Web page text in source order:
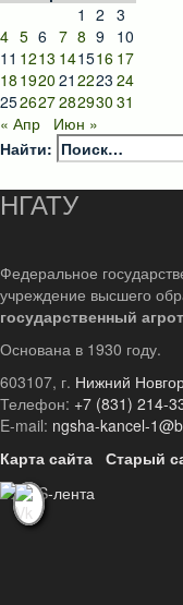
1 2 3
4 5 6 7 8 9
10
11 1213 141516 17
18 1920 21 2223 24
252627282930 31
« Апр
Июн »
Найти:
НГАТУ
Федеральное
учреждение высшего
государственный
Основана в 1930 году.
603107, г. Нижний
Телефон: +7 (831) 214-
E-mail: ngsha-kancel-
Карта сайта Старый